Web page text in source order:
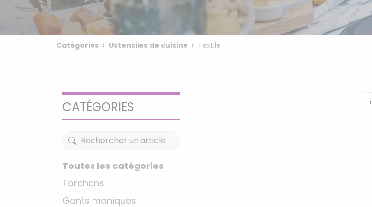
Catégories Ustensiles de cuisine Textile
CATÉGORIES
Toutes les catégories
Torchons
Gants maniques
‹